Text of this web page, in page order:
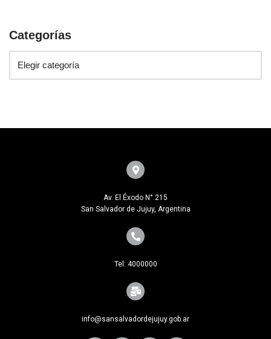
Categorías
Av. El Éxodo N° 215
San Salvador de Jujuy, Argentina
Tel: 4000000
info@sansalvadordejujuy.gob.ar